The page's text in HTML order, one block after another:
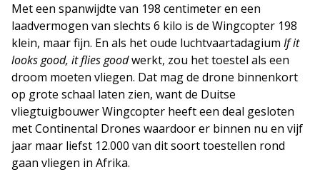
Met een spanwijdte van 198 centimeter en een
laadvermogen van slechts 6 kilo is de Wingcopter 198
klein, maar fijn. En als het oude luchtvaartadagium If it
looks good, it flies goodwerkt, zou het toestel als een
droom moeten vliegen. Dat mag de drone binnenkort
op grote schaal laten zien, want de Duitse
vliegtuigbouwer Wingcopter heeft een deal gesloten
met Continental Drones waardoor er binnen nu en vijf
jaar maar liefst 12.000 van dit soort toestellen rond
gaan vliegen in Afrika.